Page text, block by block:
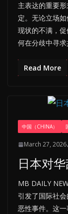
主表达的重要
定。无论立场
现状的不满，
何在分歧中寻求
Read More
中国（CHINA）
March 27, 2026
日本对
MB DAILY
引发了国际社
恶性事件。这